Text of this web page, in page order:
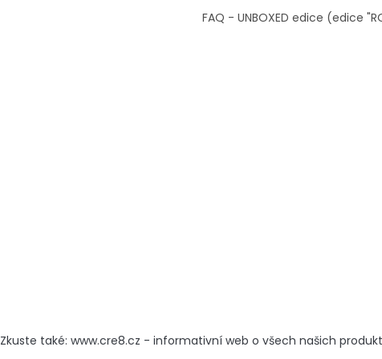
FAQ - UNBOXED edice (edice
Zkuste také: www.cre8.cz - informativní web o všech našich